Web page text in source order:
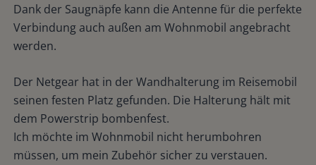
Dank der Saugnäpfe kann die Antenne für die perfekte
Verbindung auch außen am Wohnmobil angebracht
werden.
Der Netgear hat in der Wandhalterung im Reisemobil
seinen festen Platz gefunden. Die Halterung hält mit
dem Powerstrip bombenfest.
Ich möchte im Wohnmobil nicht herumbohren
müssen, um mein Zubehör sicher zu verstauen.